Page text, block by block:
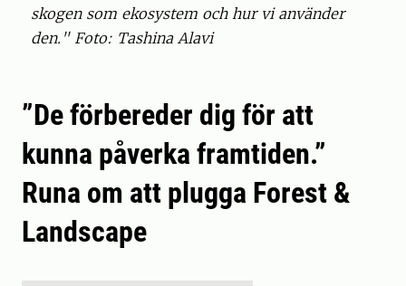
skogen som ekosystem och hur vi använder
den." Foto: Tashina Alavi
”De förbereder dig för att
kunna påverka framtiden.”
Runa om att plugga Forest &
Landscape